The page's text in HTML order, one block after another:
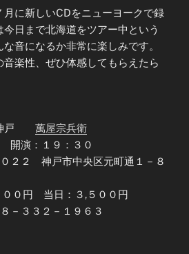
に新しいCDをニューヨークで録
日まで北海道をツアー中という
音になるか非常に楽しみです。
楽性、ぜひ体感してもらえたら
神戸 萬屋宗兵衛
演：１９：３０
２２ 神戸市中央区元町通１－８
０円 当日：３,５００円
－３３２－１９６３